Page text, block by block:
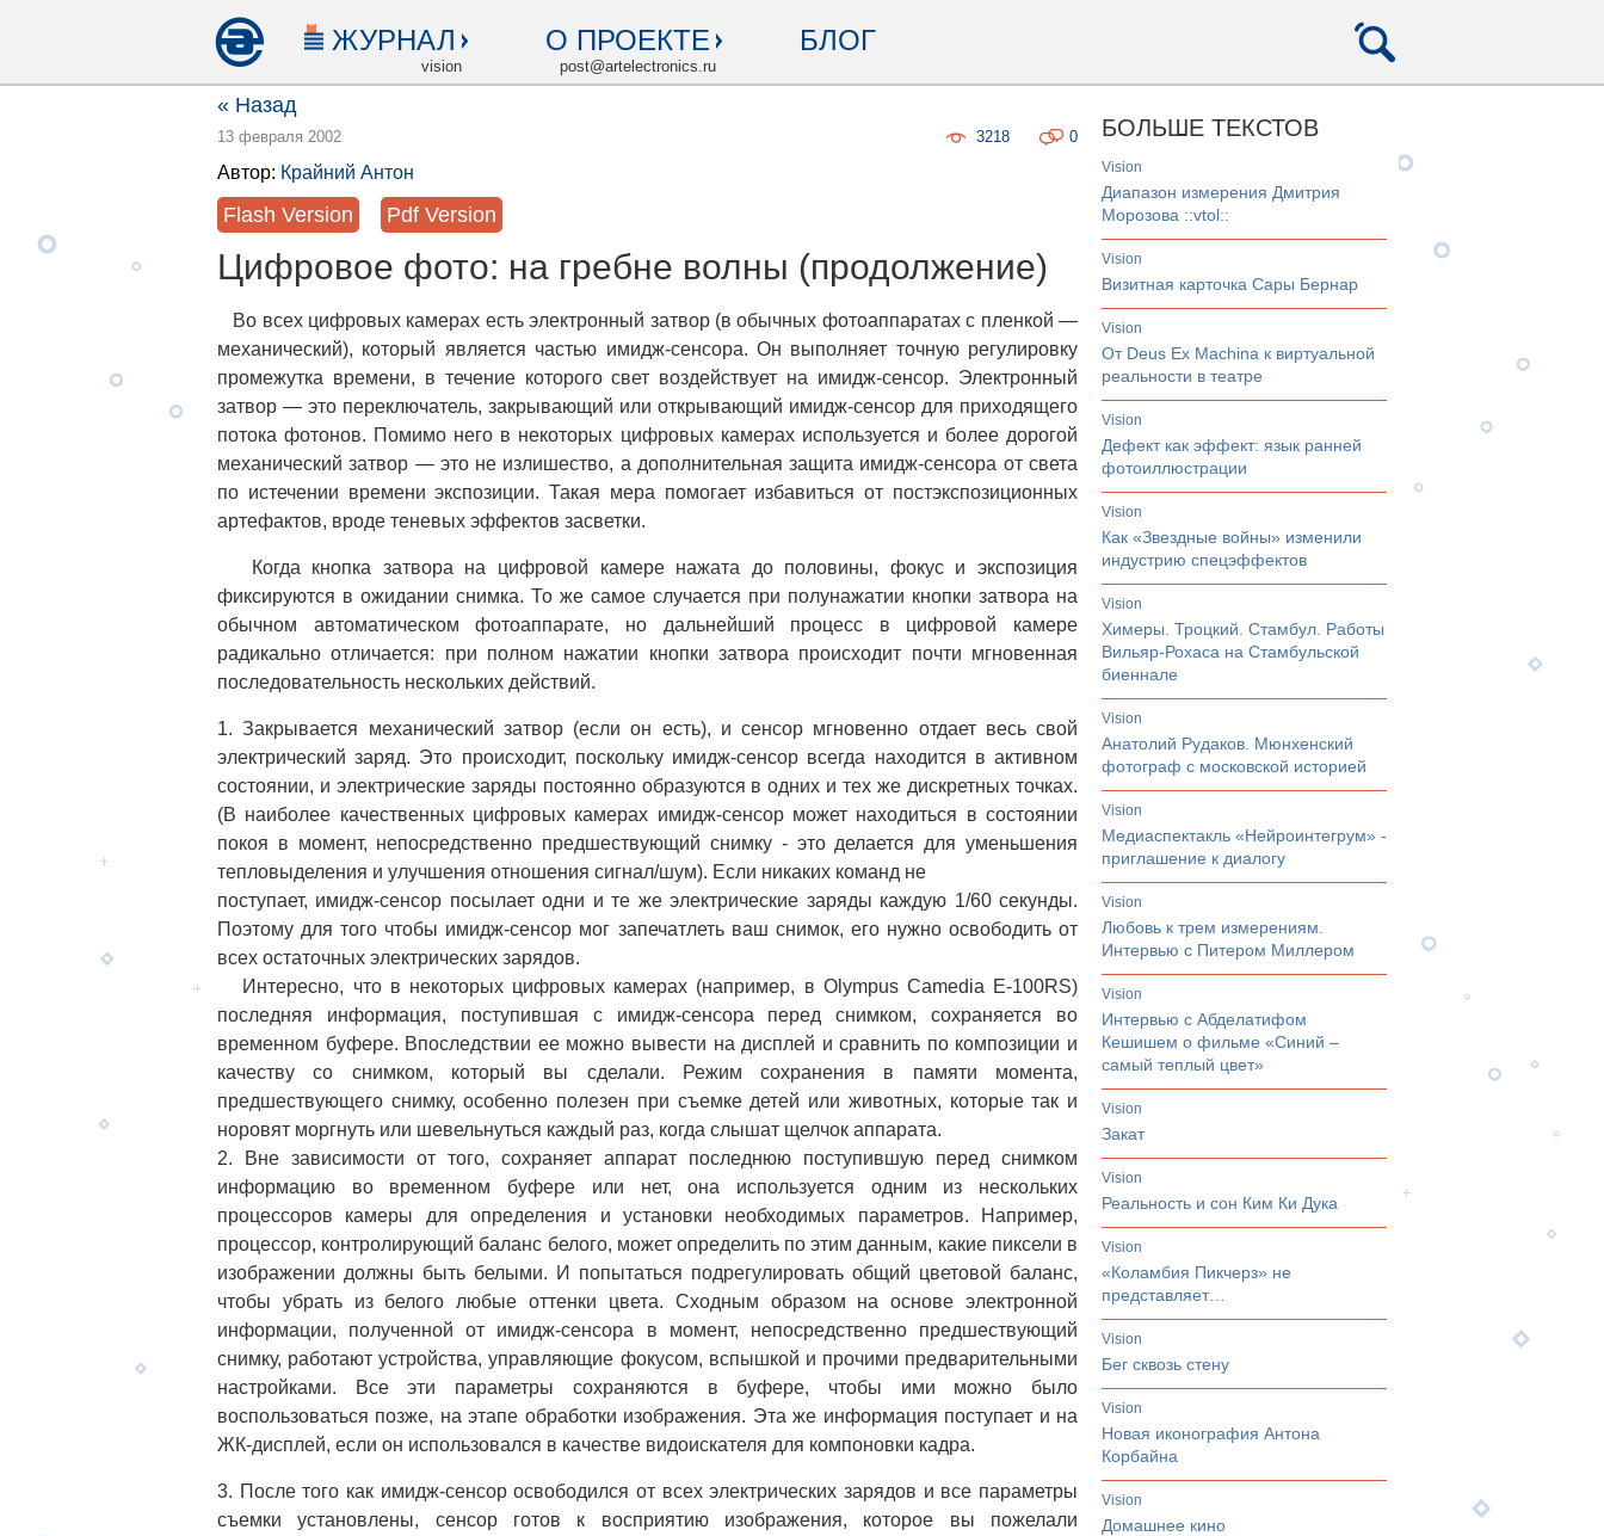
ЖУРНАЛ
vision
О ПРОЕКТЕ
post@artelectronics.ru
БЛОГ
« Назад
13 февраля 2002 0
3218
Автор: Крайний Антон
Flash Version Pdf Version
Цифровое фото: на гребне волны (продолжение)
Во всех цифровых камерах есть электронный затвор (в обычных фотоаппаратах с пленкой —
механический), который является частью имидж-сенсора. Он выполняет точную регулировку
промежутка времени, в течение которого свет воздействует на имидж-сенсор. Электронный
затвор — это переключатель, закрывающий или открывающий имидж-сенсор для приходящего
потока фотонов. Помимо него в некоторых цифровых камерах используется и более дорогой
механический затвор — это не излишество, а дополнительная защита имидж-сенсора от света
по истечении времени экспозиции. Такая мера помогает избавиться от постэкспозиционных
артефактов, вроде теневых эффектов засветки.
Когда кнопка затвора на цифровой камере нажата до половины, фокус и экспозиция
фиксируются в ожидании снимка. То же самое случается при полунажатии кнопки затвора на
обычном автоматическом фотоаппарате, но дальнейший процесс в цифровой камере
радикально отличается: при полном нажатии кнопки затвора происходит почти мгновенная
последовательность нескольких действий.
1. Закрывается механический затвор (если он есть), и сенсор мгновенно отдает весь свой
электрический заряд. Это происходит, поскольку имидж-сенсор всегда находится в активном
состоянии, и электрические заряды постоянно образуются в одних и тех же дискретных точках.
(В наиболее качественных цифровых камерах имидж-сенсор может находиться в состоянии
покоя в момент, непосредственно предшествующий снимку - это делается для уменьшения
тепловыделения и улучшения отношения сигнал/шум). Если никаких команд не
поступает, имидж-сенсор посылает одни и те же электрические заряды каждую 1/60 секунды.
Поэтому для того чтобы имидж-сенсор мог запечатлеть ваш снимок, его нужно освободить от
всех остаточных электрических зарядов.
Интересно, что в некоторых цифровых камерах (например, в Olympus Camedia E-100RS)
последняя информация, поступившая с имидж-сенсора перед снимком, сохраняется во
временном буфере. Впоследствии ее можно вывести на дисплей и сравнить по композиции и
качеству со снимком, который вы сделали. Режим сохранения в памяти момента,
предшествующего снимку, особенно полезен при съемке детей или животных, которые так и
норовят моргнуть или шевельнуться каждый раз, когда слышат щелчок аппарата.
2. Вне зависимости от того, сохраняет аппарат последнюю поступившую перед снимком
информацию во временном буфере или нет, она используется одним из нескольких
процессоров камеры для определения и установки необходимых параметров. Например,
процессор, контролирующий баланс белого, может определить по этим данным, какие пиксели в
изображении должны быть белыми. И попытаться подрегулировать общий цветовой баланс,
чтобы убрать из белого любые оттенки цвета. Сходным образом на основе электронной
информации, полученной от имидж-сенсора в момент, непосредственно предшествующий
снимку, работают устройства, управляющие фокусом, вспышкой и прочими предварительными
настройками. Все эти параметры сохраняются в буфере, чтобы ими можно было
воспользоваться позже, на этапе обработки изображения. Эта же информация поступает и на
ЖК-дисплей, если он использовался в качестве видоискателя для компоновки кадра.
3. После того как имидж-сенсор освободился от всех электрических зарядов и все параметры
съемки установлены, сенсор готов к восприятию изображения, которое вы пожелали
БОЛЬШЕ ТЕКСТОВ
vision
Диапазон измерения Дмитрия
Морозова ::vtol::
vision
Визитная карточка Сары Бернар
vision
От Deus Ex Machina к виртуальной
реальности в театре
vision
Дефект как эффект: язык ранней
фотоиллюстрации
vision
Как «Звездные войны» изменили
индустрию спецэффектов
vision
Химеры. Троцкий. Стамбул. Работы
Вильяр-Рохаса на Стамбульской
биеннале
vision
Анатолий Рудаков. Мюнхенский
фотограф с московской историей
vision
Медиаспектакль «Нейроинтегрум» -
приглашение к диалогу
vision
Любовь к трем измерениям.
Интервью с Питером Миллером
vision
Интервью с Абделатифом
Кешишем о фильме «Синий –
самый теплый цвет»
vision
Закат
vision
Реальность и сон Ким Ки Дука
vision
«Коламбия Пикчерз» не
представляет…
vision
Бег сквозь стену
vision
Новая иконография Антона
Корбайна
vision
Домашнее кино